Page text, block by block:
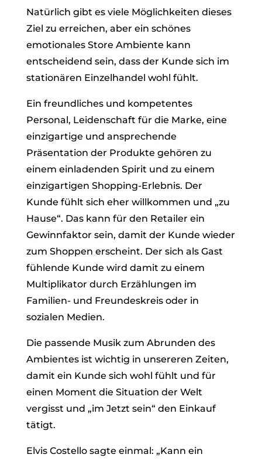
Natürlich gibt es viele Möglichkeiten dieses
Ziel zu erreichen, aber ein schönes
emotionales Store Ambiente kann
entscheidend sein, dass der Kunde sich im
stationären Einzelhandel wohl fühlt.
Ein freundliches und kompetentes
Personal, Leidenschaft für die Marke, eine
einzigartige und ansprechende
Präsentation der Produkte gehören zu
einem einladenden Spirit und zu einem
einzigartigen Shopping-Erlebnis. Der
Kunde fühlt sich eher willkommen und „zu
Hause“. Das kann für den Retailer ein
Gewinnfaktor sein, damit der Kunde wieder
zum Shoppen erscheint. Der sich als Gast
fühlende Kunde wird damit zu einem
Multiplikator durch Erzählungen im
Familien- und Freundeskreis oder in
sozialen Medien.
Die passende Musik zum Abrunden des
Ambientes ist wichtig in unsereren Zeiten,
damit ein Kunde sich wohl fühlt und für
einen Moment die Situation der Welt
vergisst und „im Jetzt sein“ den Einkauf
tätigt.
Elvis Costello sagte einmal: „Kann ein